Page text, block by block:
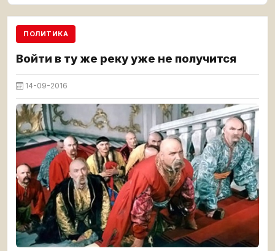
ПОЛИТИКА
Войти в ту же реку уже не получится
14-09-2016